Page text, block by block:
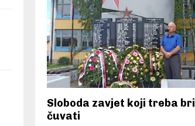
Sloboda zavjet koji treba
čuvati